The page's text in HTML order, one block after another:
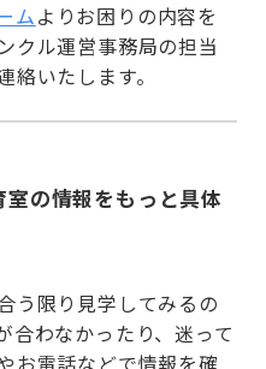
ムよりお困りの内容を
クル運営事務局の担当
いたします。
の情報をもっと具体
う限り見学してみるの
合わなかったり、迷って